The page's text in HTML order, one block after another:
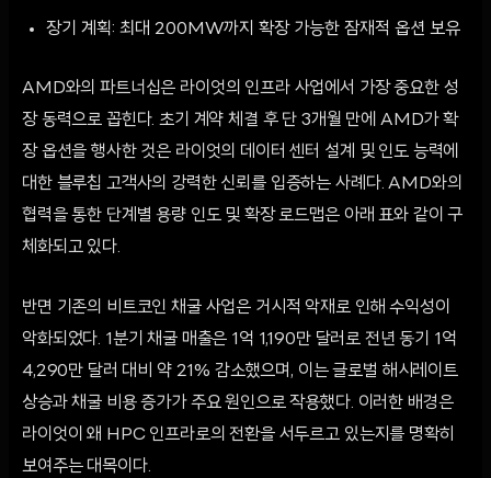
장기 계획: 최대 200MW까지 확장 가능한 잠재적 옵션 보유
AMD와의 파트너십은 라이엇의 인프라 사업에서 가장 중요한 성
장 동력으로 꼽힌다. 초기 계약 체결 후 단 3개월 만에 AMD가 확
장 옵션을 행사한 것은 라이엇의 데이터 센터 설계 및 인도 능력에
대한 블루칩 고객사의 강력한 신뢰를 입증하는 사례다. AMD와의
협력을 통한 단계별 용량 인도 및 확장 로드맵은 아래 표와 같이 구
체화되고 있다.
반면 기존의 비트코인 채굴 사업은 거시적 악재로 인해 수익성이
악화되었다. 1분기 채굴 매출은 1억 1,190만 달러로 전년 동기 1억
4,290만 달러 대비 약 21% 감소했으며, 이는 글로벌 해시레이트
상승과 채굴 비용 증가가 주요 원인으로 작용했다. 이러한 배경은
라이엇이 왜 HPC 인프라로의 전환을 서두르고 있는지를 명확히
보여주는 대목이다.